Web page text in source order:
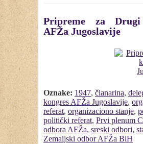
Pripreme za Drugi
AFŽa Jugoslavije
Oznake: 1947, članarina,
kongres AFŽa Jugoslavije,
referat, organizaciono stanje,
politički referat, Prvi plenum
odbora AFŽa, sreski odbori,
Zemaljski odbor AFŽa BiH